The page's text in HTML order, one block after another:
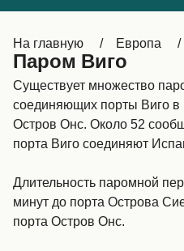
Ελλάδα
Polska
Schweiz (DE)
Україна
المغرب
На главную Европа
Паром Виго
Существует множество
соединяющих порты Виго
Остров Oнс. Около 52
порта Виго соединяют
Длительность паромной
минут до порта Острова
порта Остров Oнс.